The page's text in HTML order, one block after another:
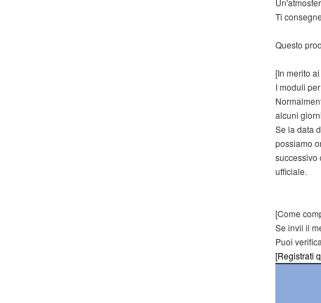
Ti
Questo
[In merito
I moduli
alcuni
Se la data
possiamo
successivo
ufficiale.
[Come
Se invii il
Puoi
[Registrati